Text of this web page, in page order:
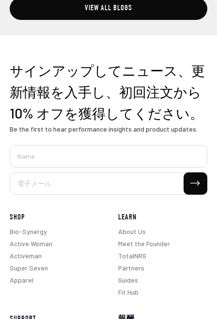
VIEW ALL BLOGS
サインアップしてニュース、更
新情報を入手し、初回注文から
10% オフを獲得してください。
Be the first to hear performance insights and product updates.
Name
電子メール
購読する
SHOP
Bio-Synergy
Active Woman
Activeman
Super Seven
Apparel
LEARN
About Us
Meet the Founder
TotalNRG
Partners
Guides
Fit Hub